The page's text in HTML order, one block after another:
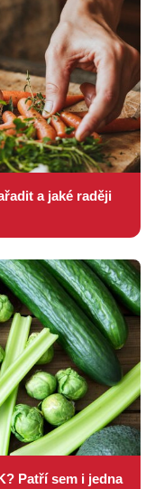
a jaké raději
Patří sem i jedna